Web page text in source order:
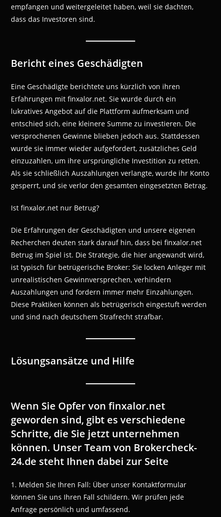
empfangen und weitergeleitet haben, weil sie dachten,
dass das Investoren sind.
Bericht eines Geschädigten
Eine Geschädigte berichtete uns kürzlich von ihren
Erfahrungen mit finxalor.net. Sie wurde durch ein
lukratives Angebot auf die Plattform aufmerksam und
entschied sich, eine kleinere Summe zu investieren. Die
versprochenen Gewinne blieben jedoch aus. Stattdessen
wurde sie immer wieder aufgefordert, zusätzliches Geld
einzuzahlen, um ihre ursprüngliche Investition zu retten.
Als sie schließlich Auszahlungen verlangte, wurde ihr Konto
gesperrt, und sie verlor den gesamten eingesetzten Betrag.
Ist finxalor.net nur Betrug?
Die Erfahrungen der Geschädigten und unsere eigenen
Recherchen deuten stark darauf hin, dass bei finxalor.net
Betrug im Spiel ist. Die Strategie, die hier angewandt wird,
ist typisch für betrügerische Broker: Sie locken Anleger mit
unrealistischen Gewinnversprechen, verhindern
Auszahlungen und fordern immer mehr Einzahlungen.
Diese Praktiken können als betrügerisch eingestuft werden
und sind nach deutschem Strafrecht strafbar.
Lösungsansätze und Hilfe
Wenn Sie Opfer von finxalor.net
geworden sind, gibt es verschiedene
Schritte, die Sie jetzt unternehmen
können. Unser Team von Brokercheck-
24.de steht Ihnen dabei zur Seite
1. Melden Sie Ihren Fall: Über unser Kontaktformular
können Sie uns Ihren Fall schildern. Wir prüfen jede
Anfrage persönlich und umfassend.